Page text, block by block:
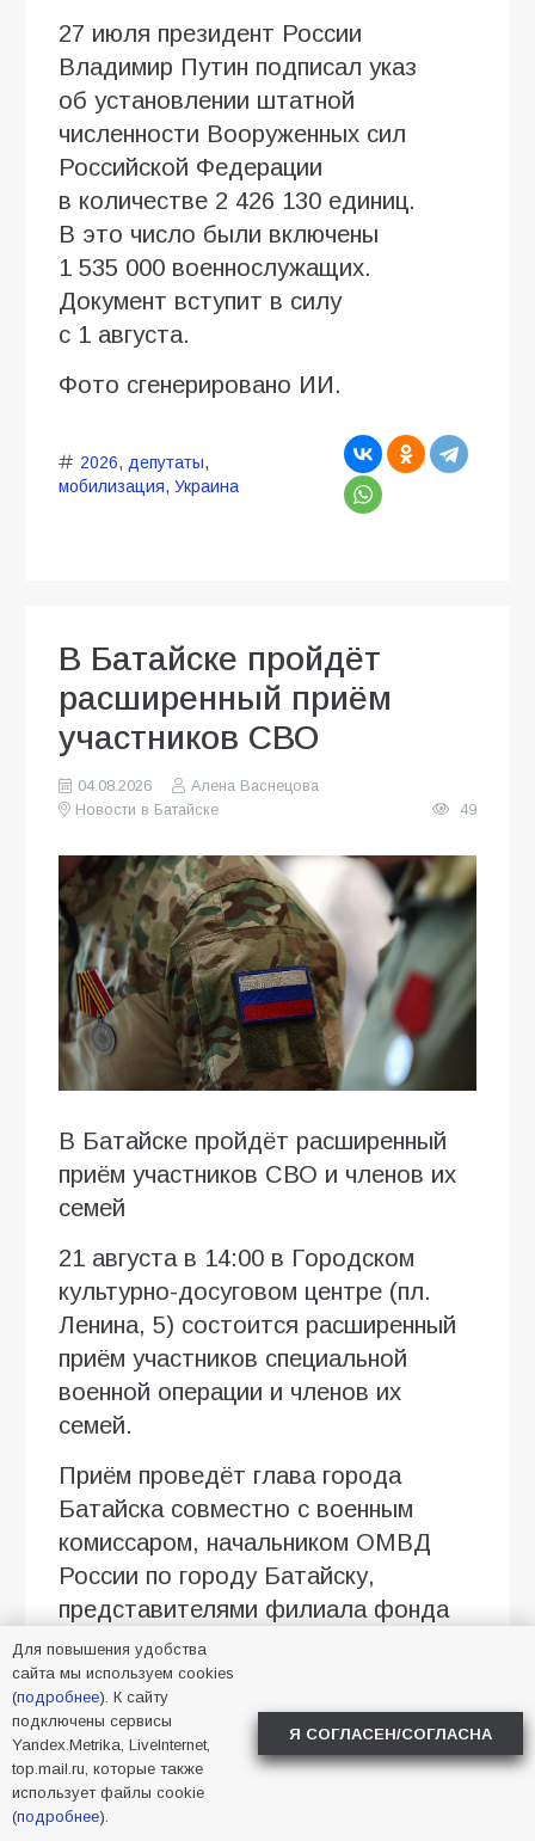
27 июля президент России
Владимир Путин подписал указ
об установлении штатной
численности Вооруженных сил
Российской Федерации
в количестве 2 426 130 единиц.
В это число были включены
1 535 000 военнослужащих.
Документ вступит в силу
с 1 августа.
Фото сгенерировано ИИ.
2026, депутаты,
мобилизация, Украина
В Батайске пройдёт
расширенный приём
участников СВО
04.08.2026
Алена Васнецова
Новости в Батайске
49
В Батайске пройдёт расширенный
приём участников СВО и членов их
семей
21 августа в 14:00 в Городском
культурно-досуговом центре (пл.
Ленина, 5) состоится расширенный
приём участников специальной
военной операции и членов их
семей.
Приём проведёт глава города
Батайска совместно с военным
комиссаром, начальником ОМВД
России по городу Батайску,
представителями филиала фонда
«Защитники Отечества» и
депутатами.
Бойцы и их семьи смогут задать
волнующие вопросы и получить
необходимую помощь.
Для повышения удобства
сайта мы используем cookies
(подробнее). К сайту
подключены сервисы
Yandex.Metrika, LiveInternet,
top.mail.ru, которые также
использует файлы cookie
(подробнее).
Я СОГЛАСЕН/СОГЛАСНА